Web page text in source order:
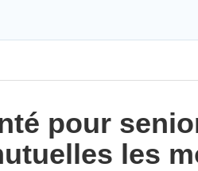
pour
les